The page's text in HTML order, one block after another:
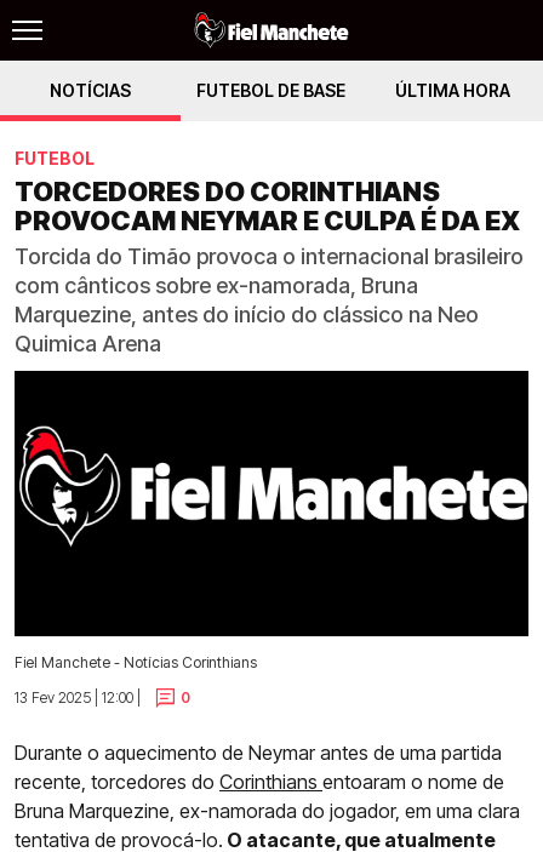
NOTÍCIAS FUTEBOL DE BASE ÚLTIMA HORA
FUTEBOL
TORCEDORES DO CORINTHIANS
PROVOCAM NEYMAR E CULPA É DA EX
Torcida do Timão provoca o internacional brasileiro
com cânticos sobre ex-namorada, Bruna
Marquezine, antes do início do clássico na Neo
Quimica Arena
Fiel Manchete - Notícias Corinthians
13 Fev 2025 | 12:00 |
0
Durante o aquecimento de Neymar antes de uma partida
recente, torcedores do Corinthians entoaram o nome de
Bruna Marquezine, ex-namorada do jogador, em uma clara
tentativa de provocá-lo. O atacante, que atualmente